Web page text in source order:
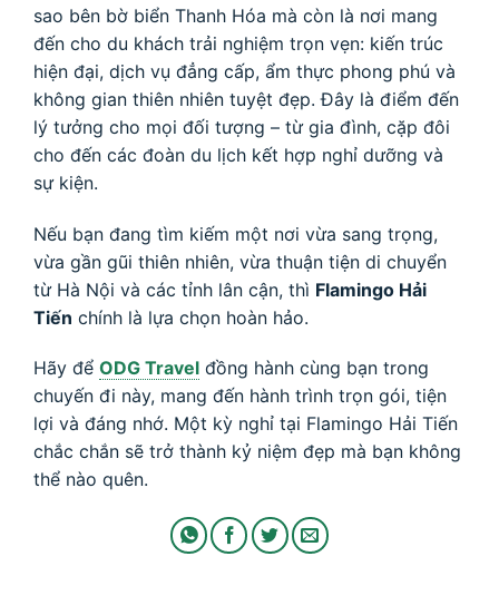
sao bên bờ biển Thanh Hóa mà còn là nơi mang
đến cho du khách trải nghiệm trọn vẹn: kiến trúc
hiện đại, dịch vụ đẳng cấp, ẩm thực phong phú và
không gian thiên nhiên tuyệt đẹp. Đây là điểm đến
lý tưởng cho mọi đối tượng – từ gia đình, cặp đôi
cho đến các đoàn du lịch kết hợp nghỉ dưỡng và
sự kiện.
Nếu bạn đang tìm kiếm một nơi vừa sang trọng,
vừa gần gũi thiên nhiên, vừa thuận tiện di chuyển
từ Hà Nội và các tỉnh lân cận, thì Flamingo Hải
Tiến chính là lựa chọn hoàn hảo.
Hãy để ODG Travel đồng hành cùng bạn trong
chuyến đi này, mang đến hành trình trọn gói, tiện
lợi và đáng nhớ. Một kỳ nghỉ tại Flamingo Hải Tiến
chắc chắn sẽ trở thành kỷ niệm đẹp mà bạn không
thể nào quên.